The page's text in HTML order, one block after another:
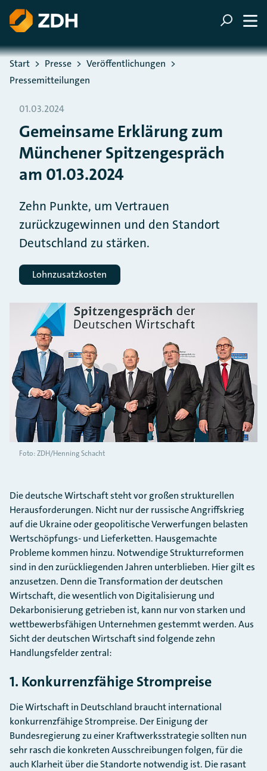
ZUM HAUPTINHALT SPRINGEN
ZUR SUCHE SPRINGEN
Sie befinden sich hier:
Start Presse
Veröffentlichungen
Pressemitteilungen
01.03.2024
Gemeinsame Erklärung zum
Münchener Spitzengespräch
am 01.03.2024
Zehn Punkte, um Vertrauen
zurückzugewinnen und den Standort
Deutschland zu stärken.
Lohnzusatzkosten
Foto: ZDH/Henning Schacht
Die deutsche Wirtschaft steht vor großen strukturellen
Herausforderungen. Nicht nur der russische Angriffskrieg
auf die Ukraine oder geopolitische Verwerfungen belasten
Wertschöpfungs- und Lieferketten. Hausgemachte
Probleme kommen hinzu. Notwendige Strukturreformen
sind in den zurückliegenden Jahren unterblieben. Hier gilt es
anzusetzen. Denn die Transformation der deutschen
Wirtschaft, die wesentlich von Digitalisierung und
Dekarbonisierung getrieben ist, kann nur von starken und
wettbewerbsfähigen Unternehmen gestemmt werden. Aus
Sicht der deutschen Wirtschaft sind folgende zehn
Handlungsfelder zentral:
1. Konkurrenzfähige Strompreise
Die Wirtschaft in Deutschland braucht international
konkurrenzfähige Strompreise. Der Einigung der
Bundesregierung zu einer Kraftwerksstrategie sollten nun
sehr rasch die konkreten Ausschreibungen folgen, für die
auch Klarheit über die Standorte notwendig ist. Die rasant